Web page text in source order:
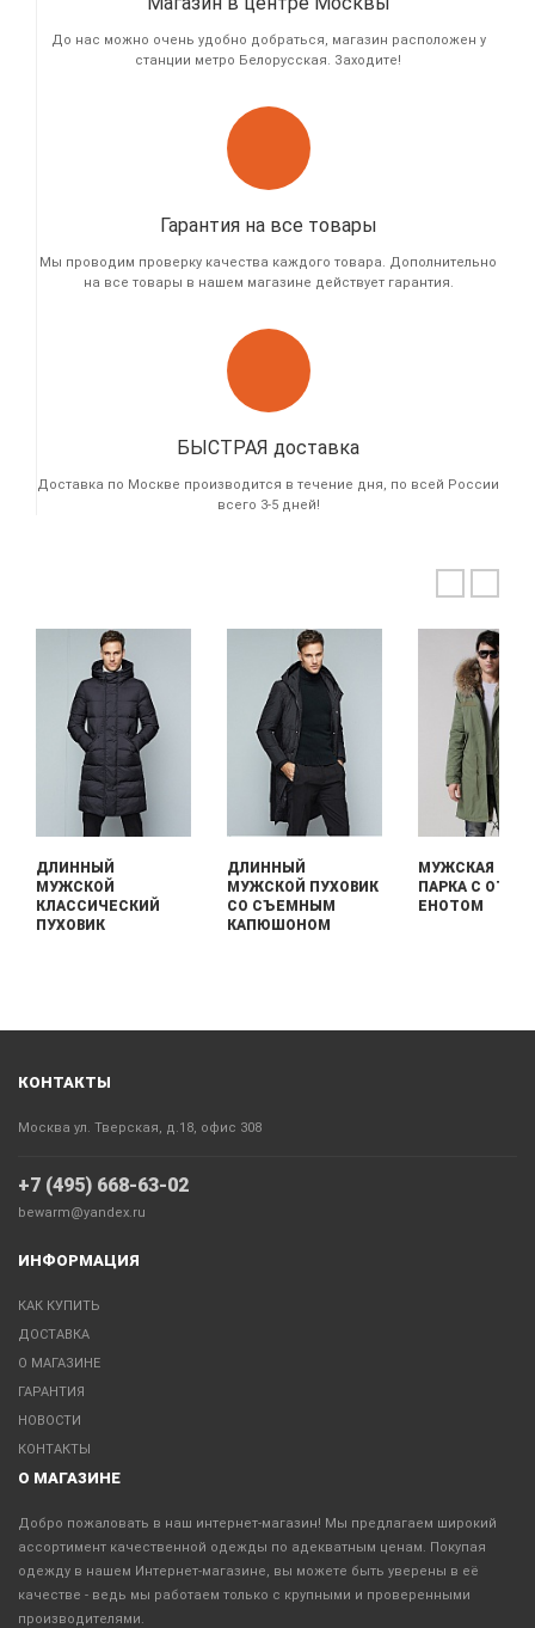
До нас можно очень удобно добраться, магазин расположен у
станции метро Белорусская. Заходите!
Гарантия на все товары
Мы проводим проверку качества каждого товара. Дополнительно
на все товары в нашем магазине действует гарантия.
БЫСТРАЯ доставка
Доставка по Москве производится в течение дня, по всей России
всего 3-5 дней!
ДЛИННЫЙ
МУЖСКОЙ
КЛАССИЧЕСКИЙ
ПУХОВИК
ДЛИННЫЙ
МУЖСКОЙ ПУХОВИК
СО СЪЕМНЫМ
КАПЮШОНОМ
МУЖСКАЯ
ПАРКА С
ЕНОТОМ
КОНТАКТЫ
Москва ул. Тверская, д.18, офис 308
+7 (495) 668-63-02
bewarm@yandex.ru
ИНФОРМАЦИЯ
КАК КУПИТЬ
ДОСТАВКА
О МАГАЗИНЕ
ГАРАНТИЯ
НОВОСТИ
КОНТАКТЫ
О МАГАЗИНЕ
Добро пожаловать в наш интернет-магазин! Мы предлагаем широкий
ассортимент качественной одежды по адекватным ценам. Покупая
одежду в нашем Интернет-магазине, вы можете быть уверены в её
качестве - ведь мы работаем только с крупными и проверенными
производителями.